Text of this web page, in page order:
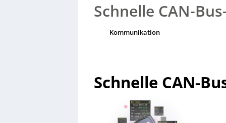
Schnelle CAN-
Kommunikation
Schnelle CAN-